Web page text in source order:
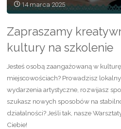
publikacji
i
inicjatyw
kulturalnych"
14 marca 2025
Zapraszamy
kultury na szkolenie
Jesteś osobą zaangażowaną w
miejscowościach? Prowadzisz
wydarzenia artystyczne, rozwijasz
szukasz nowych sposobów na
działalności? Jeśli tak, nasze
Ciebie!